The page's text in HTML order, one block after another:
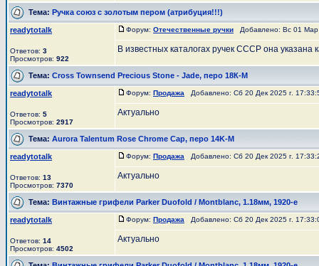
Тема: Ручка союз с золотым пером (атрибуция!!!)
readytotalk
Ответов: 3
Просмотров: 922
Форум: Отечественные ручки Добавлено: Вс 01
В известных каталогах ручек СССР она указана
Тема: Cross Townsend Precious Stone - Jade, перо 18К-М
readytotalk
Ответов: 5
Просмотров: 2917
Форум: Продажа Добавлено: Сб 20 Дек 2025 г.
Актуально
Тема: Aurora Talentum Rose Chrome Cap, перо 14K-M
readytotalk
Ответов: 13
Просмотров: 7370
Форум: Продажа Добавлено: Сб 20 Дек 2025 г.
Актуально
Тема: Винтажные грифели Parker Duofold / Montblanc, 1.18мм, 1920-е
readytotalk
Ответов: 14
Просмотров: 4502
Форум: Продажа Добавлено: Сб 20 Дек 2025 г.
Актуально